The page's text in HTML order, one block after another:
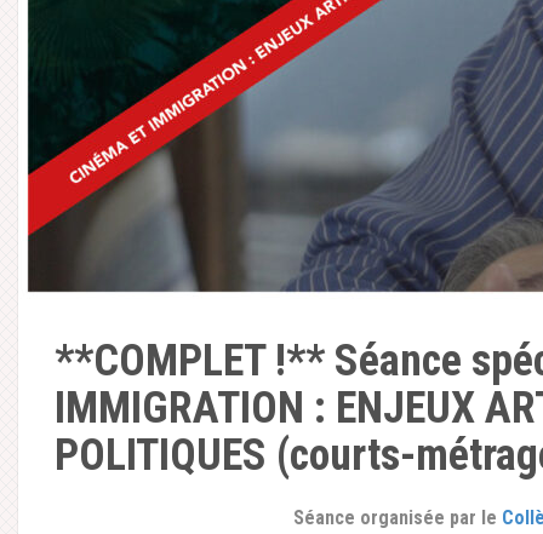
**COMPLET !** Séance
IMMIGRATION : ENJEUX
POLITIQUES (courts-
Séance organisée par le